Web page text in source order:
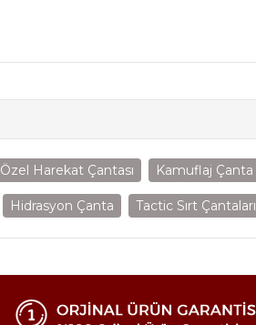
Özel Harekat Çantası Kamuflaj Çanta
Hidrasyon Çanta Tactic Sırt Çantaları